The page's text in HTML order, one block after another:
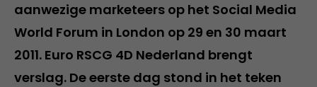
aanwezige marketeers op het Social Media
World Forum in London op 29 en 30 maart
2011. Euro RSCG 4D Nederland brengt
verslag. De eerste dag stond in het teken